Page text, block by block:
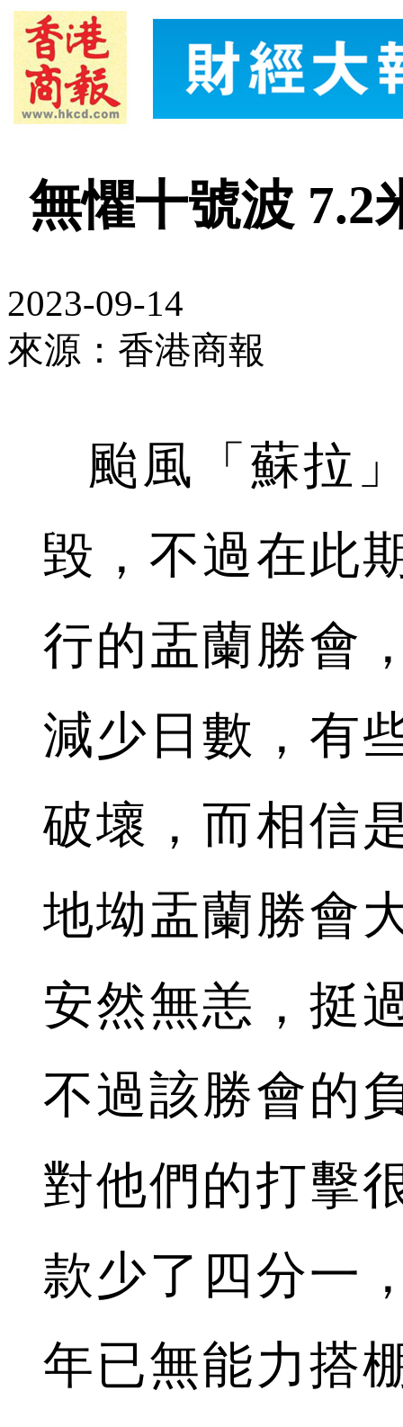
無懼十號波 7.2
2023-09-14
來源：香港商報
颱風「蘇拉
毀，不過在此
行的盂蘭勝會
減少日數，有
破壞，而相信
地坳盂蘭勝會
安然無恙，挺
不過該勝會的
對他們的打擊
款少了四分一
年已無能力搭